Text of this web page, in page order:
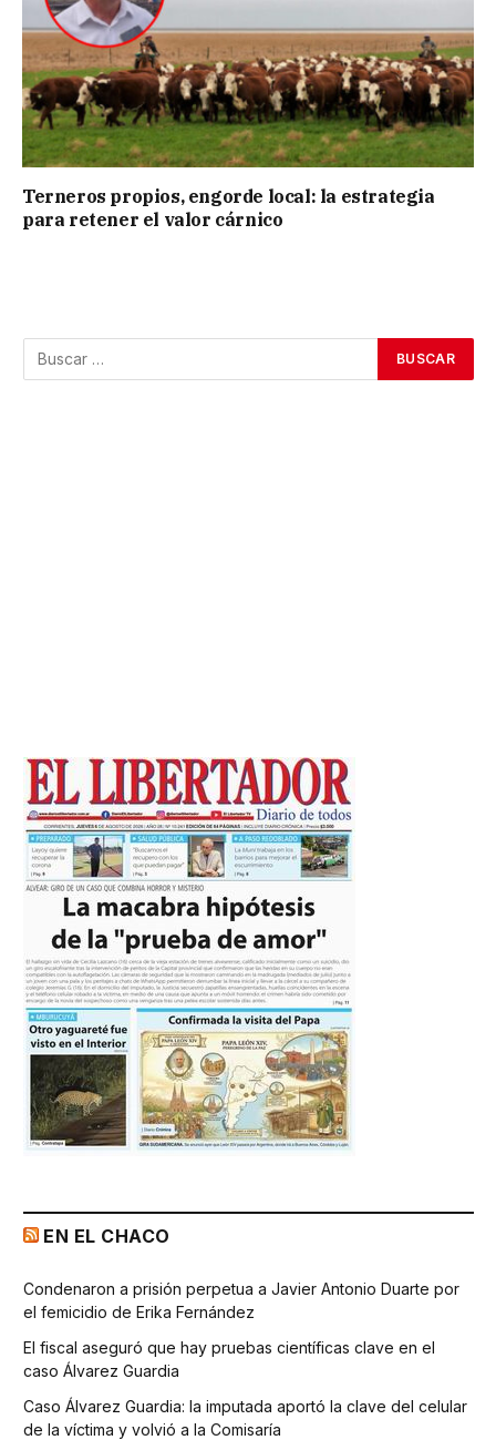
Terneros propios, engorde local: la estrategia
para retener el valor cárnico
EN EL CHACO
Condenaron a prisión perpetua a Javier Antonio Duarte por
el femicidio de Erika Fernández
El fiscal aseguró que hay pruebas científicas clave en el
caso Álvarez Guardia
Caso Álvarez Guardia: la imputada aportó la clave del celular
de la víctima y volvió a la Comisaría